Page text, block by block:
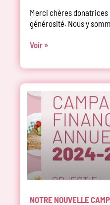
Merci chères
générosité. Nous y
Voir »
NOTRE NOUVELLE